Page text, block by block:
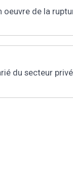
oeuvre de la
du secteur privé